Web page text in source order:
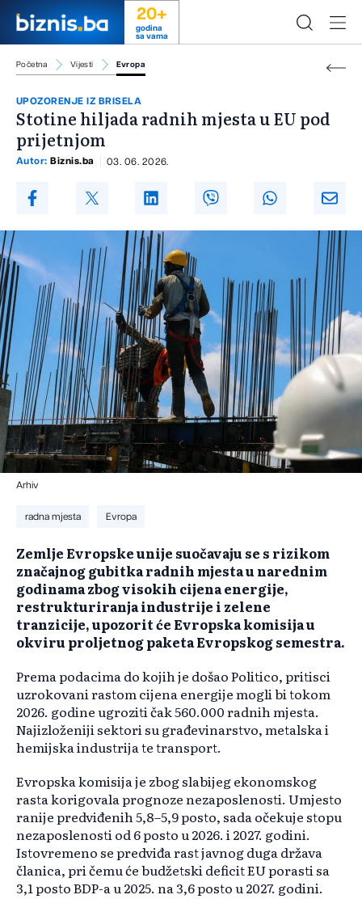
20+
godina
sa vama
Početna Vijesti Evropa
UPOZORENJE IZ BRISELA
Stotine hiljada radnih mjesta u EU pod
prijetnjom
Autor: Biznis.ba 03. 06. 2026.
Arhiv
radna mjesta Evropa
Zemlje Evropske unije suočavaju se s rizikom
značajnog gubitka radnih mjesta u narednim
godinama zbog visokih cijena energije,
restrukturiranja industrije i zelene
tranzicije, upozorit će Evropska komisija u
okviru proljetnog paketa Evropskog semestra.
Prema podacima do kojih je došao Politico, pritisci
uzrokovani rastom cijena energije mogli bi tokom
2026. godine ugroziti čak 560.000 radnih mjesta.
Najizloženiji sektori su građevinarstvo, metalska i
hemijska industrija te transport.
Evropska komisija je zbog slabijeg ekonomskog
rasta korigovala prognoze nezaposlenosti. Umjesto
ranije predviđenih 5,8–5,9 posto, sada očekuje stopu
nezaposlenosti od 6 posto u 2026. i 2027. godini.
Istovremeno se predviđa rast javnog duga država
članica, pri čemu će budžetski deficit EU porasti sa
3,1 posto BDP-a u 2025. na 3,6 posto u 2027. godini.